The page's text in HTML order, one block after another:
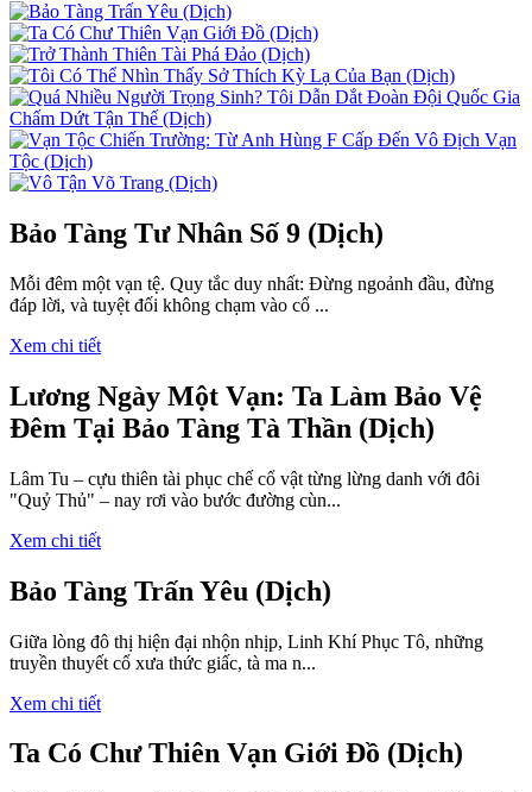
Bảo Tàng Tư Nhân Số 9 (Dịch)
Mỗi đêm một vạn tệ. Quy tắc duy nhất: Đừng ngoảnh đầu, đừng
đáp lời, và tuyệt đối không chạm vào cổ ...
Xem chi tiết
Lương Ngày Một Vạn: Ta Làm Bảo Vệ
Đêm Tại Bảo Tàng Tà Thần (Dịch)
Lâm Tu – cựu thiên tài phục chế cổ vật từng lừng danh với đôi
"Quỷ Thủ" – nay rơi vào bước đường cùn...
Xem chi tiết
Bảo Tàng Trấn Yêu (Dịch)
Giữa lòng đô thị hiện đại nhộn nhịp, Linh Khí Phục Tô, những
truyền thuyết cổ xưa thức giấc, tà ma n...
Xem chi tiết
Ta Có Chư Thiên Vạn Giới Đồ (Dịch)